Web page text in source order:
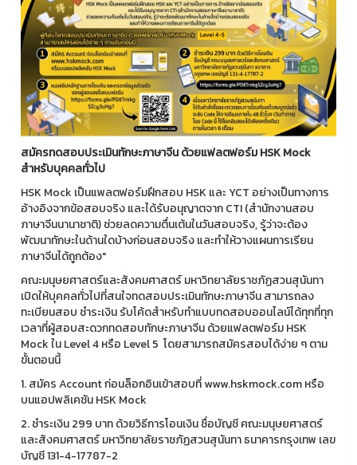
สมัครทดสอบประเมินทักษะภาษาจีน ด้วยแฟลตฟอร์มHSK Mock
สำหรับบุคคลทั่วไป
HSK Mock เป็นแพลตฟอร์มฝึกสอบ HSK และ YCT อย่างเป็นทางการ
อ้างอิงจากข้อสอบจริง และได้รับอนุญาตจาก CTI (สำนักงานสอบ
ภาษาจีนนานาชาติ) ช่วยลดความตื่นเต้นในวันสอบจริง, รู้ว่าจะต้อง
พัฒนาทักษะในด้านใดบ้างก่อนสอบจริง และทำให้วางแผนการเรียน
ภาษาจีนได้ถูกต้อง"
คณะมนุษยศาสตร์และสังคมศาสตร์ มหาวิทยาลัยราชภัฏสวนสุนันทา
เปิดให้บุคคลทั่วไปที่สนใจทดสอบประเมินทักษะภาษาจีน สามารถลง
ทะเบียนสอบ ชำระเงิน รับโค้ดสำหรับทำแบบทดสอบออนไลน์ได้ทุกที่ทุก
เวลาที่ผู้สอบสะดวกทดสอบทักษะภาษาจีน ด้วยแฟลตฟอร์ม HSK
Mock ใน Level 4 หรือ Level 5 โดยสามารถสมัครสอบได้ง่าย ๆ ตาม
ขั้นตอนนี้
1. สมัคร Account ก่อนล็อกอินเข้าสอบที่ www.hskmock.com หรือ
บนแอปพลิเคชัน HSK Mock
2. ชำระเงิน 299 บาท ด้วยวิธีการโอนเงิน ชื่อบัญชี คณะมนุษยศาสตร์
และสังคมศาสตร์ มหาวิทยาลัยราชภัฏสวนสุนันทา ธนาคารกรุงเทพ เลข
บัญชี 131-4-17787-2